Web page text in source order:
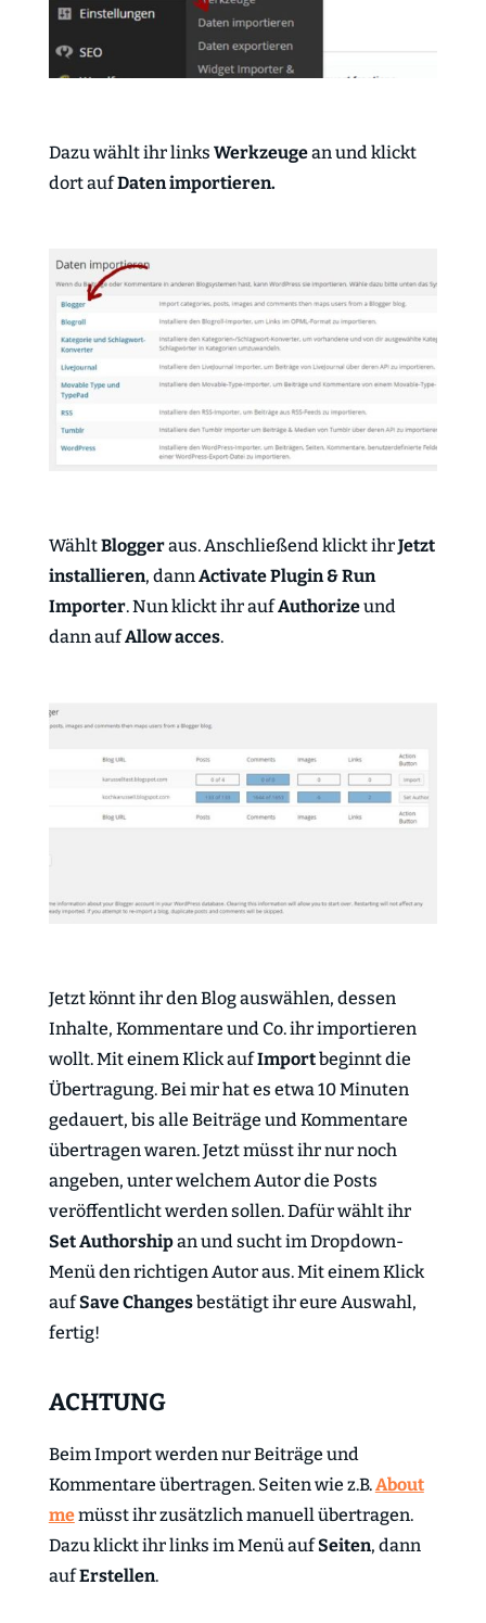
Dazu wählt ihr links Werkzeugean und klickt
dort aufDaten importieren.
WähltBloggeraus. Anschließend klickt ihrJetzt
installieren, dann Activate Plugin & Run
Importer. Nun klickt ihr aufAuthorizeund
dann aufAllow acces.
Jetzt könnt ihr den Blog auswählen, dessen
Inhalte, Kommentare und Co. ihr importieren
wollt. Mit einem Klick aufImportbeginnt die
Übertragung. Bei mir hat es etwa 10 Minuten
gedauert, bis alle Beiträge und Kommentare
übertragen waren. Jetzt müsst ihr nur noch
angeben, unter welchem Autor die Posts
veröffentlicht werden sollen. Dafür wählt ihr
Set Authorshipan und sucht im Dropdown-
Menü den richtigen Autor aus. Mit einem Klick
aufSave Changesbestätigt ihr eure Auswahl,
fertig!
ACHTUNG
Beim Import werden nur Beiträge und
Kommentare übertragen. Seiten wie z.B.About
memüsst ihr zusätzlich manuell übertragen.
Dazu klickt ihr links im Menü aufSeiten, dann
aufErstellen.